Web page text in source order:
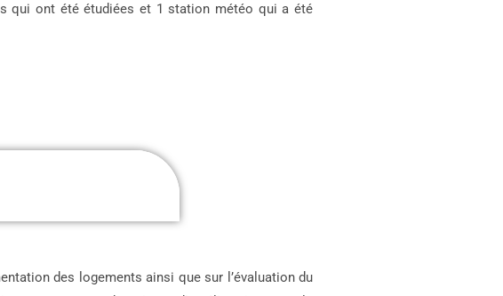
qui ont été étudiées et 1 station météo qui a été
des logements ainsi que sur l’évaluation du